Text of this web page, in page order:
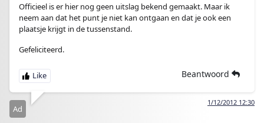
Officieel is er hier nog geen uitslag bekend gemaakt. Maar ik
neem aan dat het punt je niet kan ontgaan en dat je ook een
plaatsje krijgt in de tussenstand.
Gefeliciteerd.
Beantwoord
1/12/2012 12:30
Ad